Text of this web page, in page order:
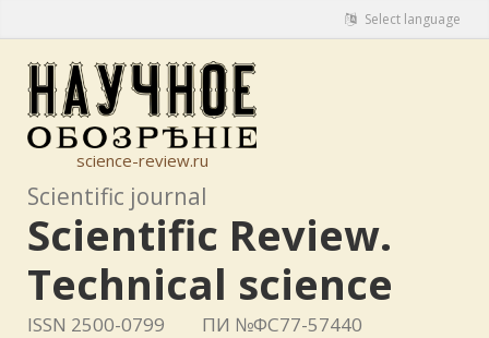
Select language
science-review.ru
Scientific journal
Scientific Review.
Technical science
ISSN 2500-0799 ПИ №ФС77-57440